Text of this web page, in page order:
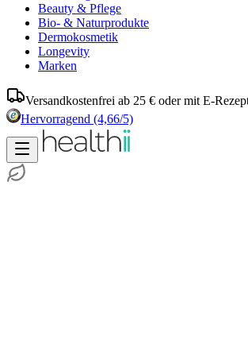
Beauty & Pflege
Bio- & Naturprodukte
Dermokosmetik
Longevity
Marken
Versandkostenfrei ab 25 € oder mit E-
Hervorragend (4,66/5)